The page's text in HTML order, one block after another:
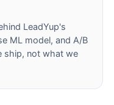
LeadYup's
ML model, and A/B
ship, not what we